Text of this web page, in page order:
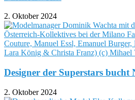
2. Oktober 2024
Designer der Superstars bucht
2. Oktober 2024